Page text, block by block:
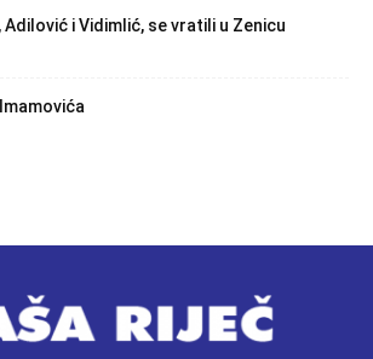
Adilović i Vidimlić, se vratili u Zenicu